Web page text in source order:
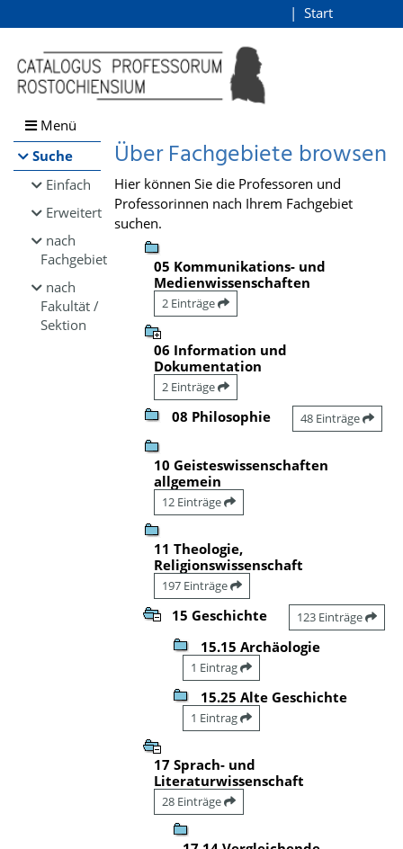
Browsen
direkt zum Inhalt
Start
Menü
Suche
Einfach
Erweitert
nach
Fachgebiet
nach
Fakultät /
Sektion
Über Fachgebiete browsen
Hier können Sie die Professoren und
Professorinnen nach Ihrem Fachgebiet
suchen.
05 Kommunikations- und
Medienwissenschaften
2 Einträge
06 Information und
Dokumentation
2 Einträge
08 Philosophie 48 Einträge
10 Geisteswissenschaften
allgemein
12 Einträge
11 Theologie,
Religionswissenschaft
197 Einträge
15 Geschichte 123 Einträge
15.15 Archäologie
1 Eintrag
15.25 Alte Geschichte
1 Eintrag
17 Sprach- und
Literaturwissenschaft
28 Einträge